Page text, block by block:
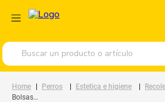
Buscar un producto o artículo
Perros Estetica e higiene
Bolsas Recolectoras Poop Bag Puppis